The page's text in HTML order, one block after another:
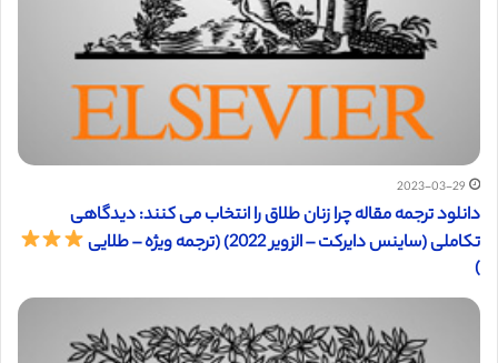
2023-03-29
دانلود ترجمه مقاله چرا زنان طلاق را انتخاب می کنند: دیدگاهی
تکاملی (ساینس دایرکت – الزویر 2022) (ترجمه ویژه – طلایی
)